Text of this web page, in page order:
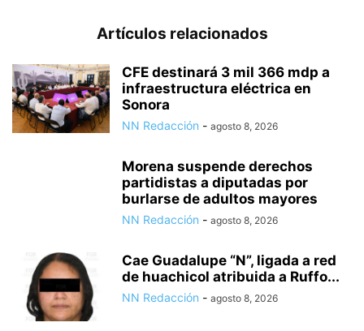
Artículos relacionados
CFE destinará 3 mil 366 mdp a
infraestructura eléctrica en
Sonora
NN Redacción - agosto 8, 2026
Morena suspende derechos
partidistas a diputadas por
burlarse de adultos mayores
NN Redacción - agosto 8, 2026
Cae Guadalupe “N”, ligada a red
de huachicol atribuida a Ruffo...
NN Redacción - agosto 8, 2026